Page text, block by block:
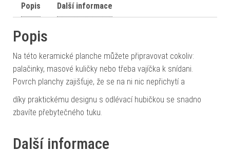
Popis Další informace
Popis
Na této keramické planche můžete připravovat cokoliv:
palačinky, masové kuličky nebo třeba vajíčka k snídani.
Povrch planchy zajišťuje, že se na ni nic nepřichytí a
díky praktickému designu s odlévací hubičkou se snadno
zbavíte přebytečného tuku.
Další informace